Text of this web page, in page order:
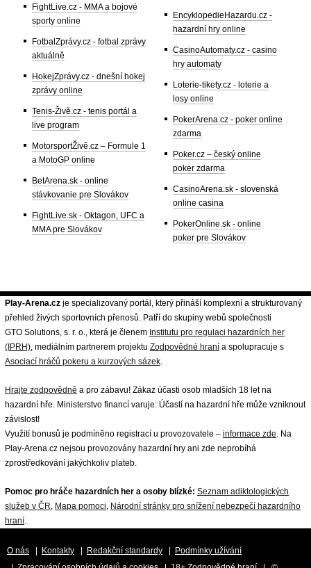
FightLive.cz - MMA a bojové
sporty online
FotbalZprávy.cz - fotbal zprávy
aktuálně
HokejZprávy.cz - dnešní hokej
zprávy online
Tenis-Živě.cz - tenis portál a
live program
MotorsportŽivě.cz – Formule 1
a MotoGP online
BetArena.sk - online
stávkovanie pre Slovákov
FightLive.sk - Oktagon, UFC a
MMA pre Slovákov
EncyklopedieHazardu.cz -
hazardní hry online
CasinoAutomaty.cz - casino
hry automaty
Loterie-tikety.cz - loterie a
losy online
PokerArena.cz - poker online
zdarma
Poker.cz – český online
poker zdarma
CasinoArena.sk - slovenská
online casina
PokerOnline.sk - online
poker pre Slovákov
Play-Arena.cz je specializovaný portál, který přináší komplexní a strukturovaný
přehled živých sportovních přenosů. Patří do skupiny webů společnosti
GTO Solutions, s. r. o., která je členem Institutu pro regulaci hazardních her
(IPRH), mediálním partnerem projektu Zodpovědné hraní a spolupracuje s
Asociací hráčů pokeru a kurzových sázek.
Hrajte zodpovědně a pro zábavu! Zákaz účasti osob mladších 18 let na
hazardní hře. Ministerstvo financí varuje: Účastí na hazardní hře může vzniknout
závislost!
Využití bonusů je podmíněno registrací u provozovatele – informace zde. Na
Play-Arena.cz nejsou provozovány hazardní hry ani zde neprobíhá
zprostředkování jakýchkoliv plateb.
Pomoc pro hráče hazardních her a osoby blízké: Seznam adiktologických
služeb v ČR, Mapa pomoci, Národní stránky pro snížení nebezpečí hazardního
hraní.
O nás | Kontakty | Redakční standardy | Podmínky užívání